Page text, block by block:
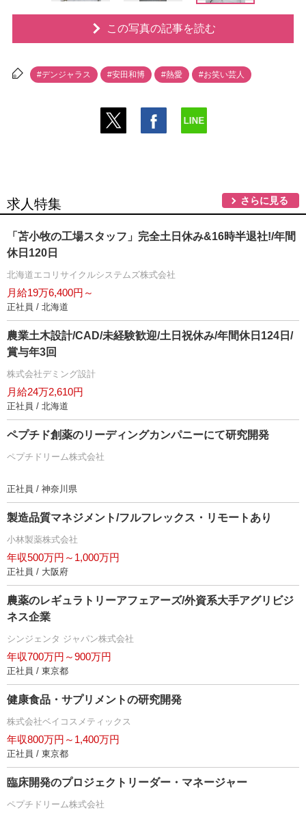
この写真の記事を読む
#デンジャラス #安田和博 #熱愛 #お笑い芸人
求人特集 さらに見る
「苫小牧の工場スタッフ」完全土日休み&16時半退社!/年間
休日120日
北海道エコリサイクルシステムズ株式会社
月給19万6,400円～
正社員 / 北海道
農業土木設計/CAD/未経験歓迎/土日祝休み/年間休日124日/
賞与年3回
株式会社デミング設計
月給24万2,610円
正社員 / 北海道
ペプチド創薬のリーディングカンパニーにて研究開発
ペプチドリーム株式会社
正社員 / 神奈川県
製造品質マネジメント/フルフレックス・リモートあり
小林製薬株式会社
年収500万円～1,000万円
正社員 / 大阪府
農薬のレギュラトリーアフェアーズ/外資系大手アグリビジ
ネス企業
シンジェンタ ジャパン株式会社
年収700万円～900万円
正社員 / 東京都
健康食品・サプリメントの研究開発
株式会社ベイコスメティックス
年収800万円～1,400万円
正社員 / 東京都
臨床開発のプロジェクトリーダー・マネージャー
ペプチドリーム株式会社